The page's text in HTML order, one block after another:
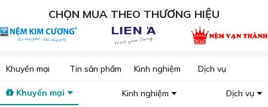
Charming và Chancel.
CHỌN MUA THEO THƯƠNG HIỆU
Khuyến mại Tin sản phẩm Kinh nghiệm Dịch vụ
Khuyến mại Kinh nghiệm Dịch vụ